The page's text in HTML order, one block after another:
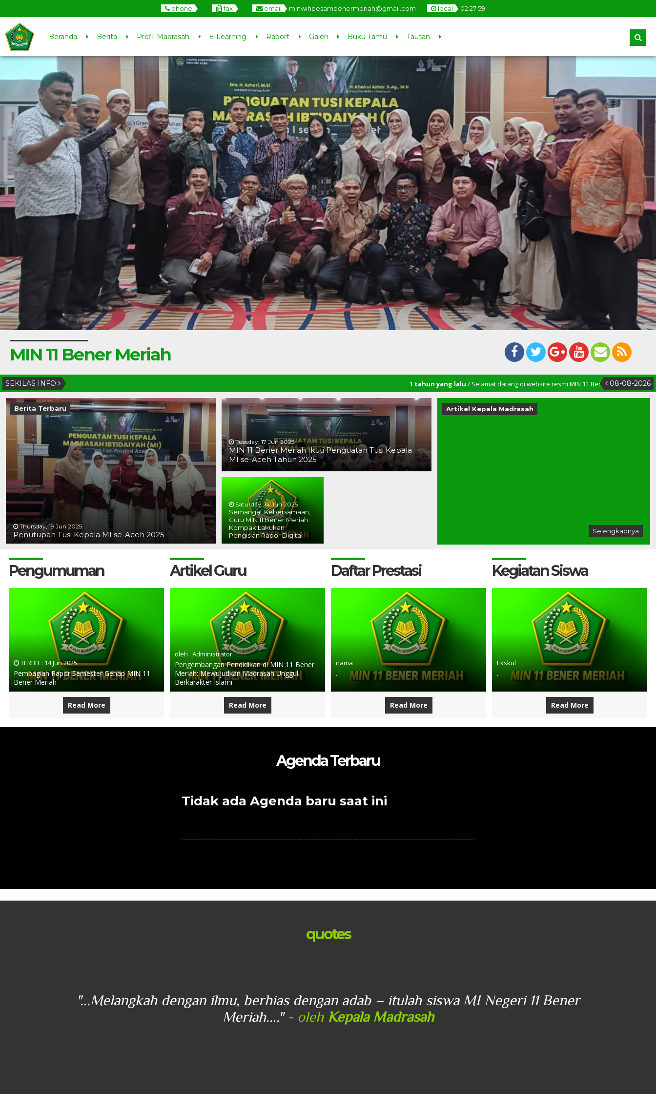
phone - fax - email minwihpesambenermeriah@gmail.com local 02:28 00
Beranda Berita Profil Madrasah E-Learning Raport Galeri Buku Tamu Tautan
MIN 11 Bener Meriah
SEKILAS INFO 08-08-2026
1 tahun yang lalu/ Selamat datang di website resmi MIN 11 Bener Meriah
Berita Terbaru
Thursday, 19 Jun 2025
Penutupan Tusi Kepala MI se-Aceh 2025
Tuesday, 17 Jun 2025
MIN 11 Bener Meriah Ikuti Penguatan Tusi Kepala
MI se-Aceh Tahun 2025
Saturday, 14 Jun 2025
Semangat Kebersamaan,
Guru MIN 11 Bener Meriah
Kompak Lakukan
Pengisian Rapor Digital
Artikel Kepala Madrasah
Selengkapnya
Pengumuman
TERBIT : 14 Jun 2025
Pembagian Rapor Semester Genap MIN 11
Bener Meriah
Read More
Artikel Guru
oleh : Administrator
Pengembangan Pendidikan di MIN 11 Bener
Meriah: Mewujudkan Madrasah Unggul
Berkarakter Islami
Read More
Daftar Prestasi
nama :
.
Read More
Kegiatan Siswa
Ekskul
.
Read More
Agenda Terbaru
Tidak ada Agenda baru saat ini
quotes
"...Melangkah dengan ilmu, berhias dengan adab – itulah siswa MI Negeri 11 Bener
Meriah...." - oleh Kepala Madrasah